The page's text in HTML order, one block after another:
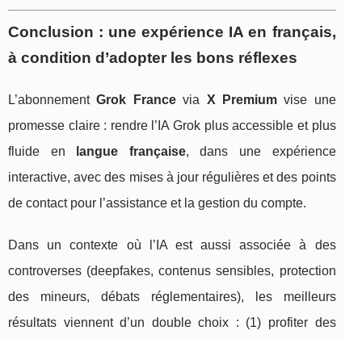
Conclusion : une expérience IA en français,
à condition d’adopter les bons réflexes
L’abonnementGrok Francevia X Premiumvise une
promesse claire : rendre l’IA Grok plus accessible et plus
fluide en
langue française, dans une expérience
interactive, avec des mises à jour régulières et des points
de contact pour l’assistance et la gestion du compte.
Dans un contexte où l’IA est aussi associée à des
controverses (deepfakes, contenus sensibles, protection
des mineurs, débats réglementaires), les meilleurs
résultats viennent d’un double choix : (1) profiter des